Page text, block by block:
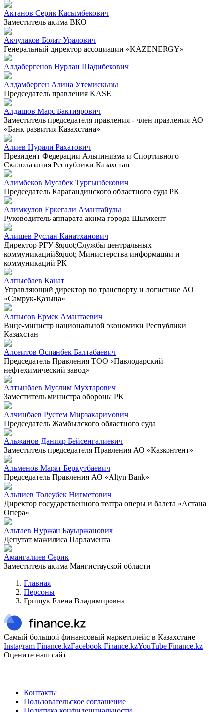
Актанов Серик Касымбекович
Заместитель акима ВКО
Акчулаков Болат Уралович
Генеральный директор ассоциации «KAZENERGY»
Алдабергенов Нурлан Шадибекович
Алдамберген Алина Утемискызы
Председатель правления KASE
Алдашов Марс Бактиярович
Заместитель председателя правления - член правления АО
«Банк развития Казахстана»
Алиев Нурали Рахатович
Президент Федерации Альпинизма и Спортивного
Скалолазания Республики Казахстан
Алимбеков Мусабек Тургынбекович
Председатель Карагандинского областного суда РК
Алимкулов Еркегали Амантайулы
Руководитель аппарата акима города Шымкент
Алишев Руслан Канатханович
Директор РГУ &quot;Службы центральных
коммуникаций&quot; Министерства информации и
коммуникаций РК
Алпысбаев Канат
Управляющий директор по транспорту и логистике АО
«Самрук-Қазына»
Алпысов Ермек Амантаевич
Вице-министр национальной экономики Республики
Казахстан
Алсеитов Оспанбек Балтабаевич
Председатель Правления ТОО «Павлодарский
нефтехимический завод»
Алтынбаев Муслим Мухтарович
Заместитель министра обороны РК
Алчинбаев Рустем Мирзакаримович
Председатель Жамбылского областного суда
Альжанов Данияр Бейсенгалиевич
Заместитель председателя Правления АО «Казконтент»
Альменов Марат Беркутбаевич
Председатель Правления АО «Altyn Bank»
Альпиев Толеубек Нигметович
Директор государственного театра оперы и балета «Астана
Опера»
Альтаев Нуржан Бауыржанович
Депутат мажилиса Парламента
Амангалиев Серик
Заместитель акима Мангистауской области
Главная
Персоны
Грищук Елена Владимировна
Самый большой финансовый маркетплейс в Казахстане
Instagram Finance.kzFacebook Finance.kzYouTube Finance.kz
Оцените наш сайт
Контакты
Пользовательское соглашение
Политика конфиденциальности